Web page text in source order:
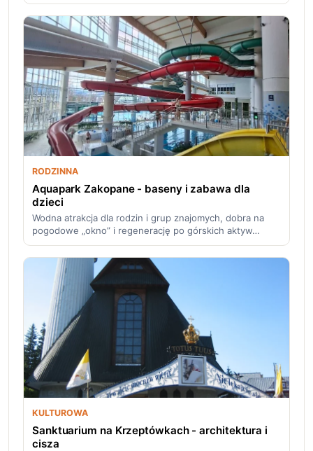
RODZINNA
Aquapark Zakopane - baseny i zabawa dla
dzieci
Wodna atrakcja dla rodzin i grup znajomych, dobra na
pogodowe „okno” i regenerację po górskich aktyw…
KULTUROWA
Sanktuarium na Krzeptówkach - architektura i
cisza